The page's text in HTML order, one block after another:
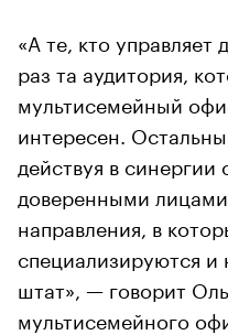
«А те, кто
раз та аудитория,
мультисемейный
интересен.
действуя в
доверенными
направления, в
специализируются
штат», — говорит
мультисемейного